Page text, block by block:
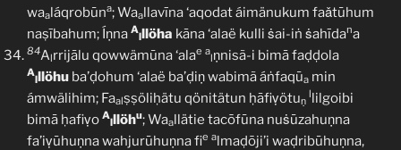
waaláqrobūna; Waallavīna ‘aqodat áimänukum faǎtūhum
naṣībahum; Íṇna A
lllöha kāna ‘alaë kulli ṡai-iṅ ṡahīdana
84Alrrijālu qowwämūna ‘alae a
lṇnisã-i bimā faḍḍola
A
lllöhu ba’ḍohum ‘alaë ba’ḍiṇ wabimã áṅfaqūa min
ámwälihim; Faalṣṣöliḥätu qönitätun ḥāfiṿötuṇ
llilgoibi
bimā ḥafiṿo A
lllöhu; Waallätie tacōfūna nuṡūzahuṇna
fa’iṿūhuṇna wahjurūhuṇna fie almaḍōji’i waḍribūhuṇna,